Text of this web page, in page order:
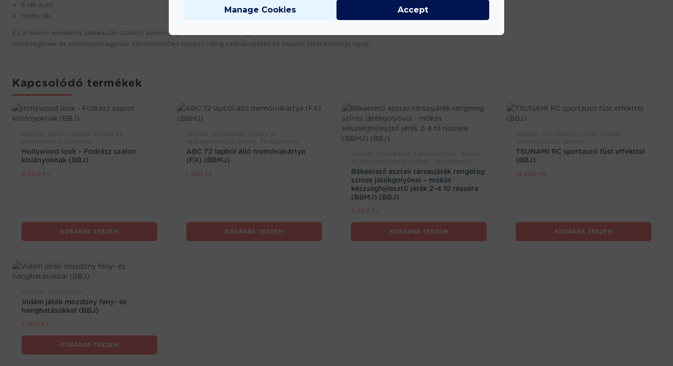
6 db autó
matricák
Ez a három emeletes játékautó-szállító kamion igazi kedvenc lesz a gyerekek számára, akik imádják az autókat és a játékokat. Kiváló
minőségének és sokoldalúságának köszönhetően hosszú ideig szórakoztató és kreatív játékélményt nyújt!
Kapcsolódó termékek
Hollywood look – Fodrász szalon
kislányoknak (BBJ)
4.990 Ft
KOSÁRBA TESZEM
ABC 72 lapból álló memóriakártya
(FX) (BBMJ)
1.390 Ft
KOSÁRBA TESZEM
Békaetető asztali társasjáték rengeteg
színes játékgolyóval – mókás
készségfejlesztő játék 2-4 fő részére
(BBMJ) (BBJ)
4.890 Ft
KOSÁRBA TESZEM
TSUNAMI RC sportautó füst effekttel
(BBJ)
14.990 Ft
KOSÁRBA TESZEM
Vidám játék mozdony fény- és
hanghatásokkal (BBJ)
5.590 Ft
KOSÁRBA TESZEM
Manage Cookies Accept